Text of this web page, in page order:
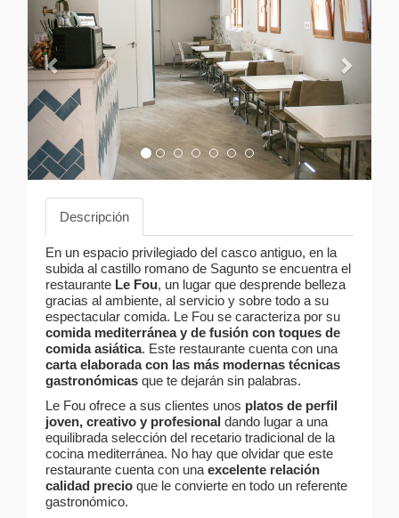
Descripción
En un espacio privilegiado del casco antiguo, en la
subida al castillo romano de Sagunto se encuentra el
restaurante Le Fou, un lugar que desprende belleza
gracias al ambiente, al servicio y sobre todo a su
espectacular comida. Le Fou se caracteriza por su
comida mediterránea y de fusión con toques de
comida asiática. Este restaurante cuenta con una
carta elaborada con las más modernas técnicas
gastronómicas que te dejarán sin palabras.
Le Fou ofrece a sus clientes unos platos de perfil
joven, creativo y profesional dando lugar a una
equilibrada selección del recetario tradicional de la
cocina mediterránea. No hay que olvidar que este
restaurante cuenta con una excelente relación
calidad precio que le convierte en todo un referente
gastronómico.